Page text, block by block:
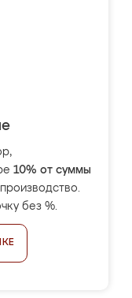
10% от суммы
без %.